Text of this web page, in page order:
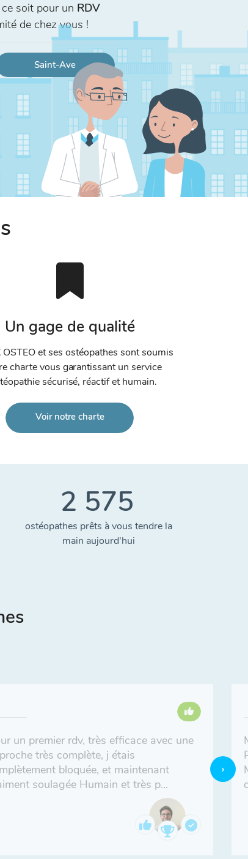
soit pour un RDV
de chez vous !
Saint-Ave
Un gage de qualité
OSTEO et ses ostéopathes sont soumis
charte vous garantissant un service
sécurisé, réactif et humain.
Voir notre charte
2 575
ostéopathes prêts à vous tendre la
main aujourd'hui
un premier rdv, très efficace avec une
très complète, j étais
bloquée, et maintenant
soulagée Humain et très p...